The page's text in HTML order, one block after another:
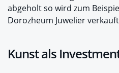
abgeholt so wird zum
Dorozheum Juwelier
Kunst als